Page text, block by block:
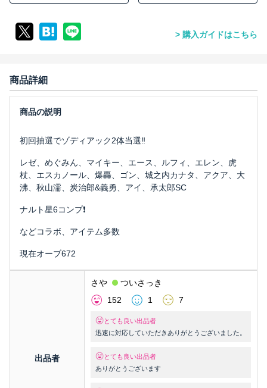
購入ガイドはこちら
商品詳細
初回抽選でゾディアック2体当選‼️
レゼ、めぐみん、マイキー、エース、ルフィ、エレン、虎
杖、エスカノール、爆轟、ゴン、城之内カナタ、アクア、大
沸、秋山濡、炭治郎&義勇、アイ、承太郎SC
ナルト星6コンプ❗️
などコラボ、アイテム多数
現在オーブ672
出品者
さや
ついさっき
152
1 7
とても良い出品者
迅速に対応していただきありがとうございました。
とても良い出品者
ありがとうございます